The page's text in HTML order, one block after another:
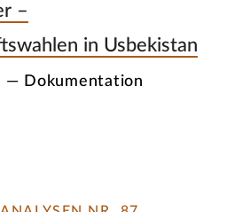
–
in Usbekistan
— Dokumentation